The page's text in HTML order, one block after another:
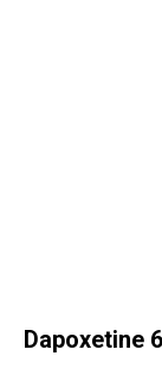
Dapoxetine